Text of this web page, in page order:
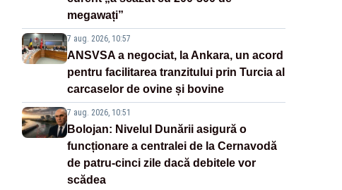
megawați”
7 aug. 2026, 10:57
ANSVSA a negociat, la Ankara, un acord
pentru facilitarea tranzitului prin Turcia al
carcaselor de ovine și bovine
7 aug. 2026, 10:51
Bolojan: Nivelul Dunării asigură o
funcționare a centralei de la Cernavodă
de patru-cinci zile dacă debitele vor
scădea